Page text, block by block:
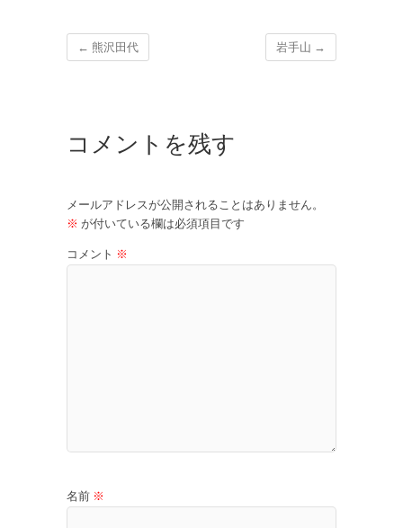
← 熊沢田代 岩手山 →
コメントを残す
メールアドレスが公開されることはありません。
※ が付いている欄は必須項目です
コメント ※
名前 ※